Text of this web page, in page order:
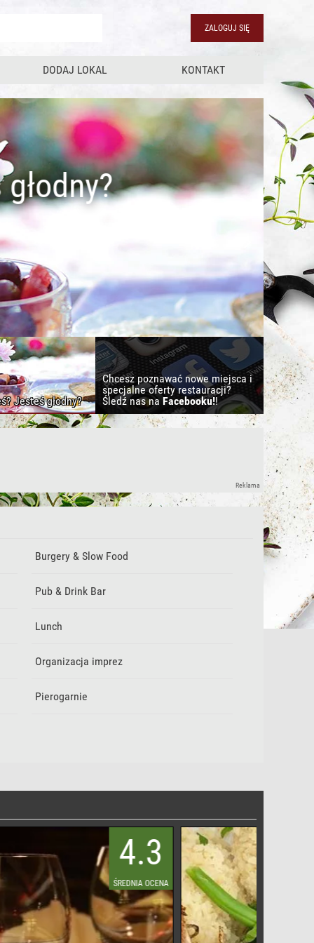
ZALOGUJ SIĘ
DODAJ LOKAL KONTAKT
Jesteś głodny?
Chcesz poznawać nowe miejsca i
specjalne oferty restauracji?
Śledź nas na Facebooku!!
Reklama
Burgery & Slow Food
Pub & Drink Bar
Lunch
Organizacja imprez
Pierogarnie
4.3
ŚREDNIA OCENA
4.6
ŚREDNIA OCENA